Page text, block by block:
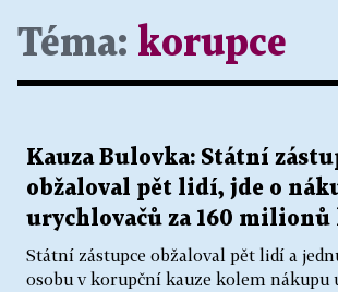
Téma: korupce
Kauza Bulovka: Státní
obžaloval pět lidí, jde o
urychlovačů za 160 milionů
Státní zástupce obžaloval pět lidí a
osobu v korupční kauze kolem nákupu